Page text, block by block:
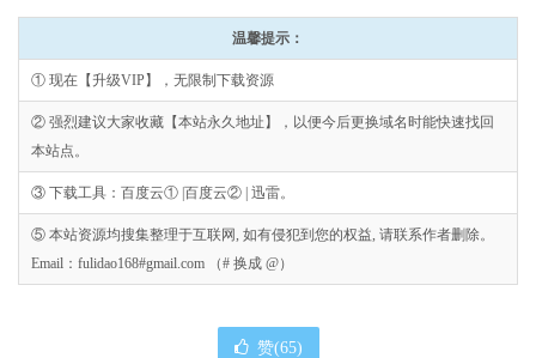
温馨提示：
① 现在【升级VIP】，无限制下载资源
② 强烈建议大家收藏【本站永久地址】，以便今后更换域名时能快速找回
本站点。
③ 下载工具：百度云① |百度云② | 迅雷。
⑤ 本站资源均搜集整理于互联网, 如有侵犯到您的权益, 请联系作者删除。
Email：fulidao168#gmail.com （# 换成 @）
赞(65)